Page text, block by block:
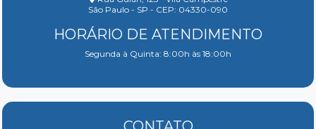
São Paulo - SP - CEP: 04330-090
HORÁRIO DE ATENDIMENTO
Segunda à Quinta: 8:00h às 18:00h